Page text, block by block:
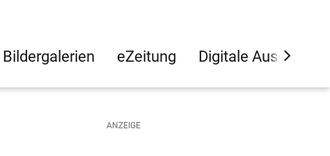
Bildergalerien eZeitung Digitale Ausgaben